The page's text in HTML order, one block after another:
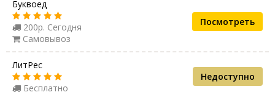
Буквоед
200р. Сегодня
Самовывоз
Посмотреть
ЛитРес
Бесплатно
Недоступно